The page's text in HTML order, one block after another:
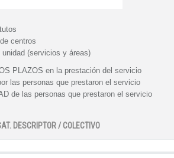
centros
unidad (servicios y áreas)
PLAZOS en la prestación del servicio
las personas que prestaron el servicio
de las personas que prestaron el servicio
DESCRIPTOR / COLECTIVO